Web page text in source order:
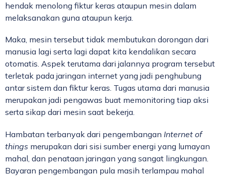
hendak menolong fiktur keras ataupun mesin dalam
melaksanakan guna ataupun kerja.
Maka, mesin tersebut tidak membutukan dorongan dari
manusia lagi serta lagi dapat kita kendalikan secara
otomatis. Aspek terutama dari jalannya program tersebut
terletak pada jaringan internet yang jadi penghubung
antar sistem dan fiktur keras. Tugas utama dari manusia
merupakan jadi pengawas buat memonitoring tiap aksi
serta sikap dari mesin saat bekerja.
Hambatan terbanyak dari pengembangan Internet of
things merupakan dari sisi sumber energi yang lumayan
mahal, dan penataan jaringan yang sangat lingkungan.
Bayaran pengembangan pula masih terlampau mahal